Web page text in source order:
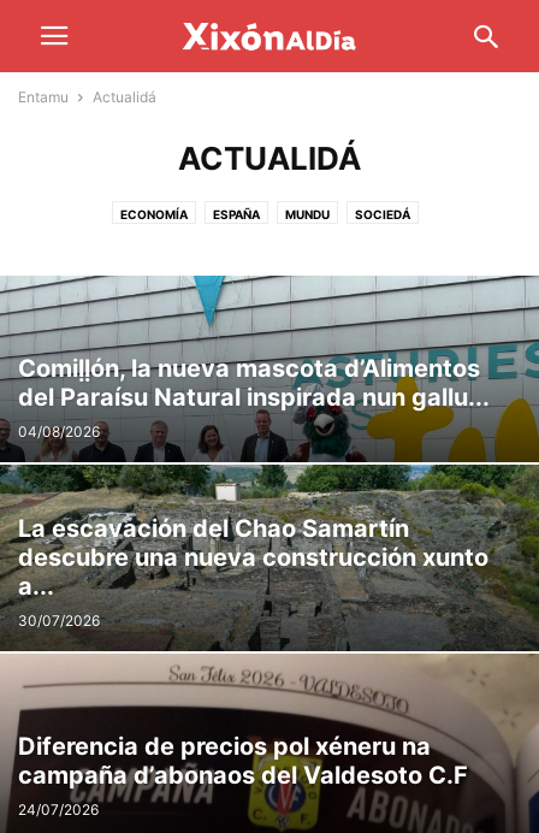
Entamu Actualidá
ACTUALIDÁ
ECONOMÍA ESPAÑA MUNDU SOCIEDÁ
Comiḷḷón, la nueva mascota d’Alimentos
del Paraísu Natural inspirada nun gallu...
04/08/2026
La escavación del Chao Samartín
descubre una nueva construcción xunto
a...
30/07/2026
Diferencia de precios pol xéneru na
campaña d’abonaos del Valdesoto C.F
24/07/2026